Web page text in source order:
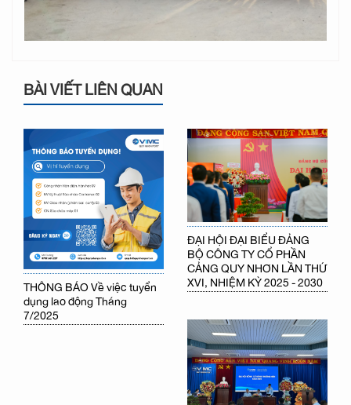
BÀI VIẾT LIÊN QUAN
THÔNG BÁO Về việc tuyển
dụng lao động Tháng
7/2025
ĐẠI HỘI ĐẠI BIỂU ĐẢNG
BỘ CÔNG TY CỔ PHẦN
CẢNG QUY NHƠN LẦN THỨ
XVI, NHIỆM KỲ 2025 - 2030